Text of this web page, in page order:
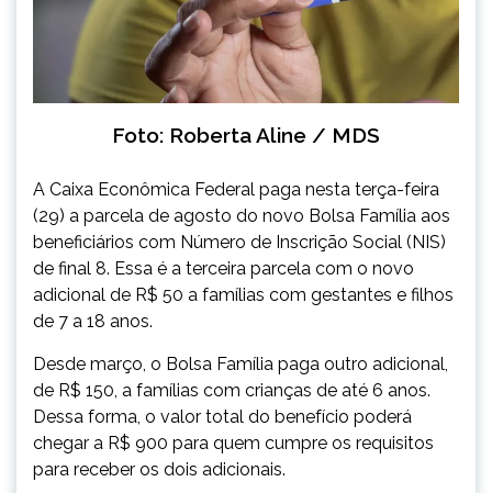
Foto: Roberta Aline / MDS
A Caixa Econômica Federal paga nesta terça-feira
(29) a parcela de agosto do novo Bolsa Família aos
beneficiários com Número de Inscrição Social (NIS)
de final 8. Essa é a terceira parcela com o novo
adicional de R$ 50 a famílias com gestantes e filhos
de 7 a 18 anos.
Desde março, o Bolsa Família paga outro adicional,
de R$ 150, a famílias com crianças de até 6 anos.
Dessa forma, o valor total do benefício poderá
chegar a R$ 900 para quem cumpre os requisitos
para receber os dois adicionais.